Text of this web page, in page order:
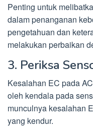
Penting untuk
dalam penanganan
pengetahuan dan
melakukan perbaikan
3. Periksa
Kesalahan EC pada
oleh kendala pada
munculnya kesalahan
yang kendur.